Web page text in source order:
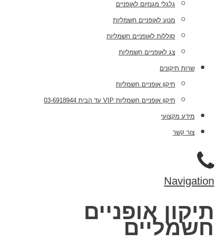
גלגלי מגנזיום לאופניים
מנוע לאופניים חשמליות
סוללות לאופניים חשמליות
צג לאופניים חשמליות
שרות תיקונים
תיקון אופניים חשמליות
תיקון אופניים חשמליות VIP עד הבית 03-6918944
מידע מקצועי
צור קשר
Navigation
תיקון אופניים
חשמליים